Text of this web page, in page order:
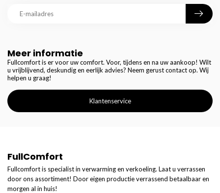
Meer informatie
Fullcomfort is er voor uw comfort. Voor, tijdens en na uw aankoop! Wilt
u vrijblijvend, deskundig en eerlijk advies? Neem gerust contact op. Wij
helpen u graag!
Klantenservice
FullComfort
Fullcomfort is specialist in verwarming en verkoeling. Laat u verrassen
door ons assortiment! Door eigen productie verrassend betaalbaar en
morgen al in huis!